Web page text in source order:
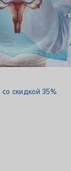
скидкой 35%